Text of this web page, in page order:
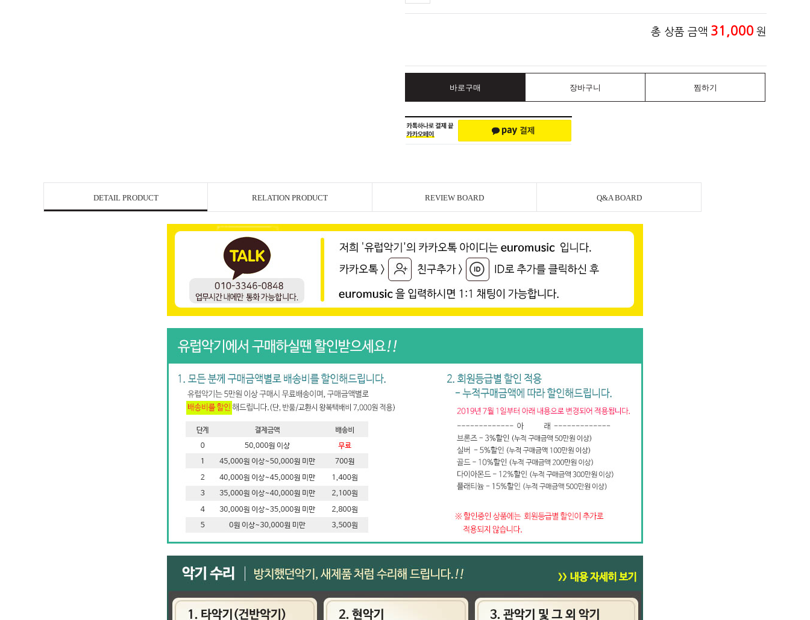
총 상품 금액 31,000 원
바로구매 장바구니 찜하기
DETAIL PRODUCT RELATION PRODUCT REVIEW BOARD Q&A BOARD